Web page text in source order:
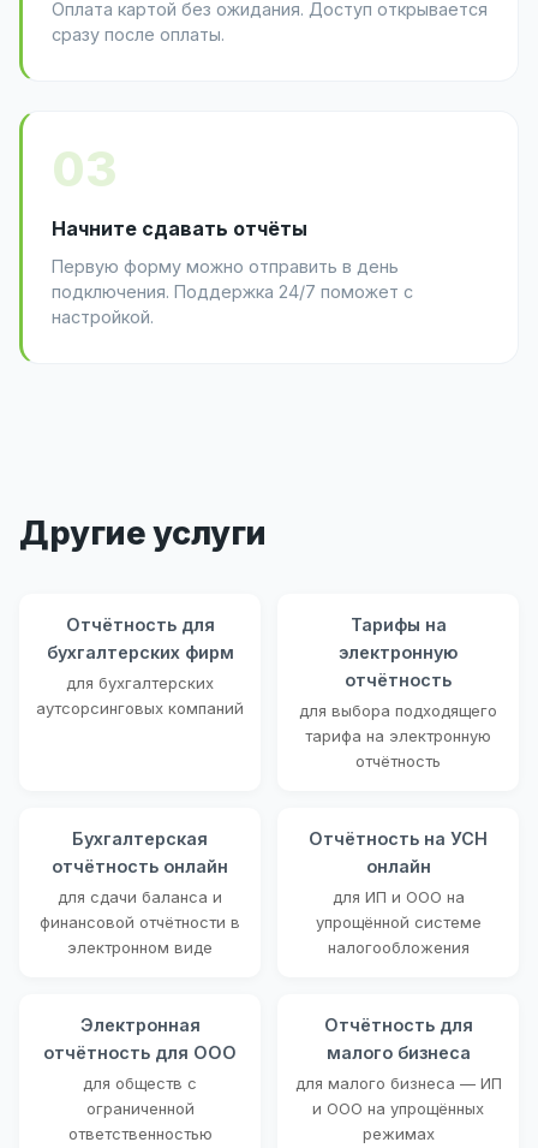
Оплата картой без ожидания. Доступ открывается
сразу после оплаты.
03
Начните сдавать отчёты
Первую форму можно отправить в день
подключения. Поддержка 24/7 поможет с
настройкой.
Другие услуги
Отчётность для
бухгалтерских фирм
для бухгалтерских
аутсорсинговых компаний
Тарифы на
электронную
отчётность
для выбора подходящего
тарифа на электронную
отчётность
Бухгалтерская
отчётность онлайн
для сдачи баланса и
финансовой отчётности в
электронном виде
Отчётность на УСН
онлайн
для ИП и ООО на
упрощённой системе
налогообложения
Электронная
отчётность для ООО
для обществ с
ограниченной
ответственностью
Отчётность для
малого бизнеса
для малого бизнеса — ИП
и ООО на упрощённых
режимах